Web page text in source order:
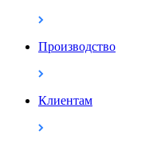
Производство
Клиентам